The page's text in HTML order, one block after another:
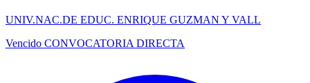
UNIV.NAC.DE EDUC. ENRIQUE GUZMAN Y VALL
Vencido CONVOCATORIA DIRECTA